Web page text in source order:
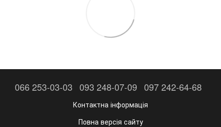
066 253-03-03 093 248-07-09 097 242-64-68
Контактна інформація
Повна версія сайту